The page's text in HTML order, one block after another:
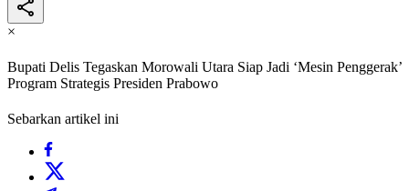
×
Bupati Delis Tegaskan Morowali Utara Siap Jadi ‘Mesin Penggerak’
Program Strategis Presiden Prabowo
Sebarkan artikel ini